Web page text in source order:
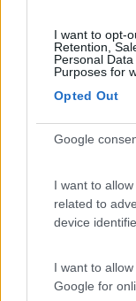
I want to opt-
Retention,
Personal
Purposes for
Opted Out
Google
I want to
related to
device
I want to
Google for
PinuVitt
Inserito il26/03/
Grazie a tutti; sì,